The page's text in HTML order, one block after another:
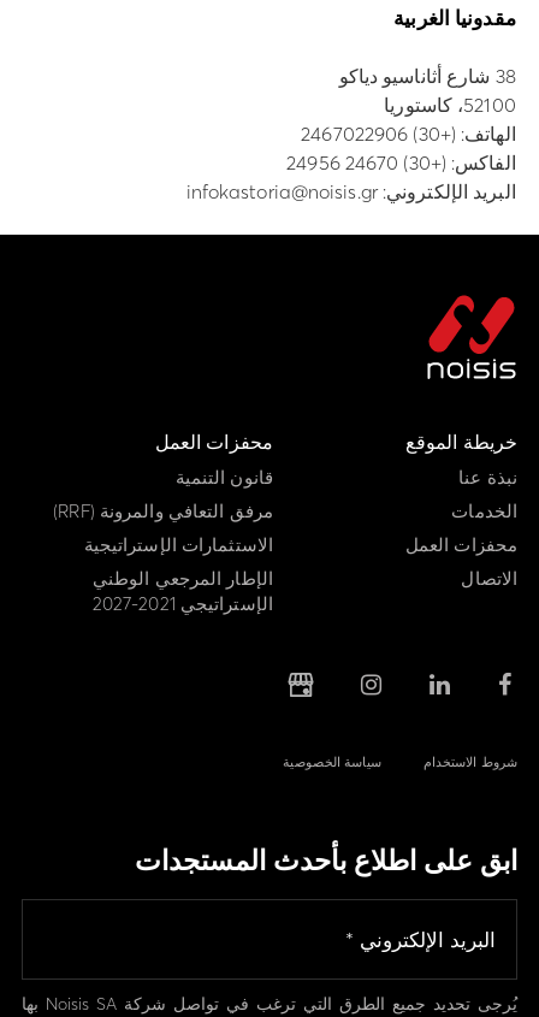
مقدونيا الغربية
38 شارع أثاناسيو دياكو
52100، كاستوريا
الهاتف: (+30) 2467022906
الفاكس: (+30) 24670 24956
البريد الإلكتروني:infokastoria@noisis.gr
خريطة الموقع
نبذة عنا
الخدمات
محفزات العمل
الاتصال
محفزات العمل
قانون التنمية
مرفق التعافي والمرونة (RRF)
الاستثمارات الإستراتيجية
الإطار المرجعي الوطني
الإستراتيجي 2021-2027
شروط الاستخدام سياسة الخصوصية
ابق على اطلاع بأحدث المستجدات
يُرجى تحديد جميع الطرق التي ترغب في تواصل شركة Noisis SA بها